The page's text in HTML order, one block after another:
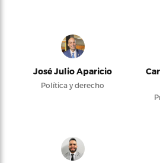
José Julio Aparicio
Política y derecho